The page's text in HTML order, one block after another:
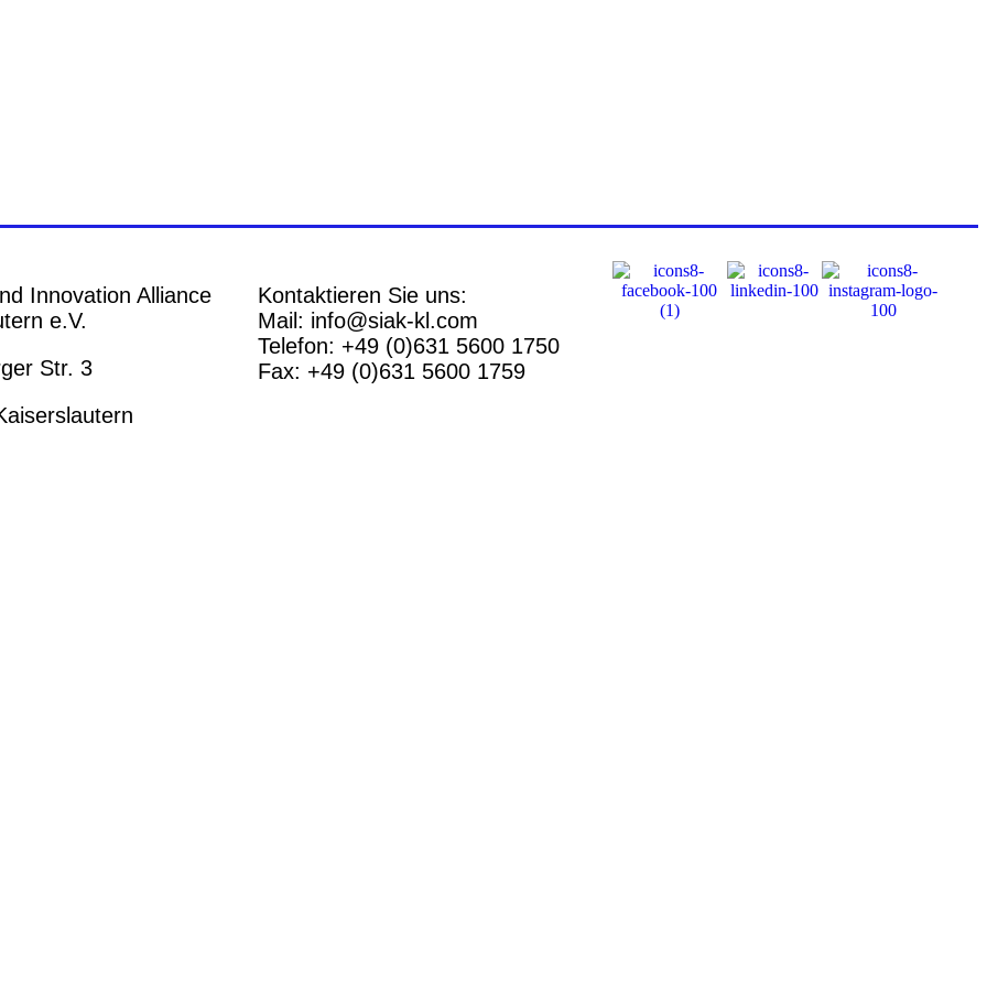
Innovation Alliance
e.V.
Str. 3
Kontaktieren Sie uns:
Mail: info@siak-kl.com
Telefon: +49 (0)631 5600 1750
Fax: +49 (0)631 5600 1759